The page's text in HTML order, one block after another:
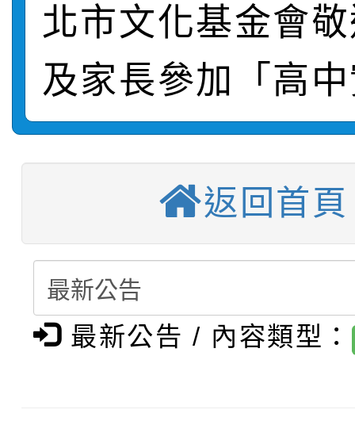
報，惠請貴機關(學校)
宣導。
學年度第1學期第7次代
結果(第10招)
【甄選結果(第2招)】
學年度第1學期第9次代
結果(第2招)
轉知：本市公務人員協
1次會員大會暨第7屆會
推動社區運動俱樂部營
計畫」1 份，請踴躍報
權責核予出席人員公(
【甄選結果(第11招)】
學年度第1學期第7次
結果(第11招)
【甄選結果(第3招)】
學年度第1學期第9次代
結果(第3招)
桃園市家庭教育中心「
程資訊」、「暑期親子
「祖孫樂淘桃」、「愛
「校園短影音徵選活動
員」簡章及活動海報，
115學年度新生訓練注
北市文化基金會
及家長參加「高
返回首頁
最新公告 / 內容類型：